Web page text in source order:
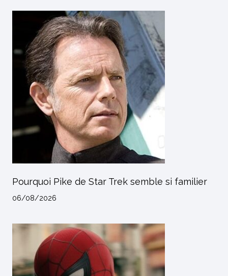
Pourquoi Pike de Star Trek semble si familier
06/08/2026